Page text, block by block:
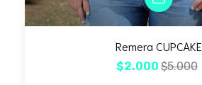
Remera CUPCAKE
$2.000 $5.000